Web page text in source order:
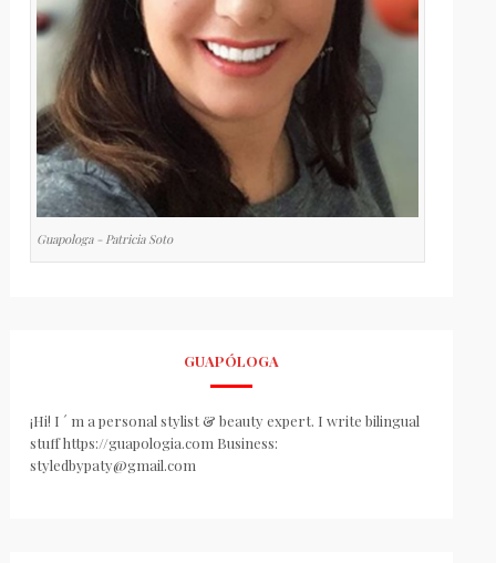
Guapologa - Patricia Soto
GUAPÓLOGA
¡Hi! I ´ m a personal stylist & beauty expert. I write bilingual
stuff https://guapologia.com Business:
styledbypaty@gmail.com